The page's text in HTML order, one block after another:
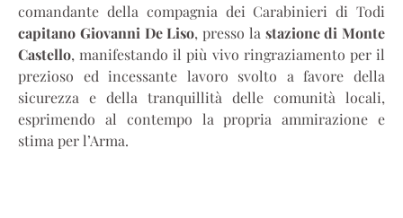
comandante della compagnia dei Carabinieri di Todi
capitano Giovanni De Liso, presso la stazione di Monte
Castello, manifestando il più vivo ringraziamento per il
prezioso ed incessante lavoro svolto a favore della
sicurezza e della tranquillità delle comunità locali,
esprimendo al contempo la propria ammirazione e
stima per l’Arma.